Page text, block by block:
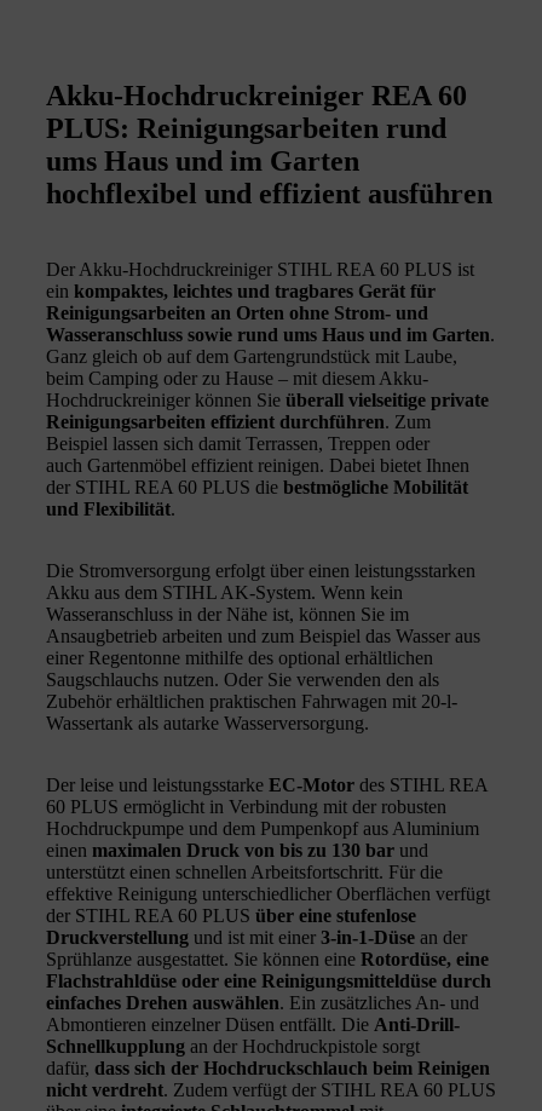
Akku-Hochdruckreiniger REA 60
PLUS: Reinigungsarbeiten rund
ums Haus und im Garten
hochflexibel und effizient ausführen
Der Akku-Hochdruckreiniger STIHL REA 60 PLUS ist
ein kompaktes, leichtes und tragbares Gerät für
Reinigungsarbeiten an Orten ohne Strom- und
Wasseranschluss sowie rund ums Haus und im Garten.
Ganz gleich ob auf dem Gartengrundstück mit Laube,
beim Camping oder zu Hause – mit diesem Akku-
Hochdruckreiniger können Sie überall vielseitige private
Reinigungsarbeiten effizient durchführen. Zum
Beispiel lassen sich damit Terrassen, Treppen oder
auch Gartenmöbel effizient reinigen. Dabei bietet Ihnen
der STIHL REA 60 PLUS die bestmögliche Mobilität
und Flexibilität.
Die Stromversorgung erfolgt über einen leistungsstarken
Akku aus dem STIHL AK-System. Wenn kein
Wasseranschluss in der Nähe ist, können Sie im
Ansaugbetrieb arbeiten und zum Beispiel das Wasser aus
einer Regentonne mithilfe des optional erhältlichen
Saugschlauchs nutzen. Oder Sie verwenden den als
Zubehör erhältlichen praktischen Fahrwagen mit 20-l-
Wassertank als autarke Wasserversorgung.
Der leise und leistungsstarke EC-Motor des STIHL REA
60 PLUS ermöglicht in Verbindung mit der robusten
Hochdruckpumpe und dem Pumpenkopf aus Aluminium
einen maximalen Druck von bis zu 130 bar und
unterstützt einen schnellen Arbeitsfortschritt. Für die
effektive Reinigung unterschiedlicher Oberflächen verfügt
der STIHL REA 60 PLUS über eine stufenlose
Druckverstellung und ist mit einer 3-in-1-Düse an der
Sprühlanze ausgestattet. Sie können eine Rotordüse, eine
Flachstrahldüse oder eine Reinigungsmitteldüse durch
einfaches Drehen auswählen. Ein zusätzliches An- und
Abmontieren einzelner Düsen entfällt. Die Anti-Drill-
Schnellkupplung an der Hochdruckpistole sorgt
dafür, dass sich der Hochdruckschlauch beim Reinigen
nicht verdreht. Zudem verfügt der STIHL REA 60 PLUS